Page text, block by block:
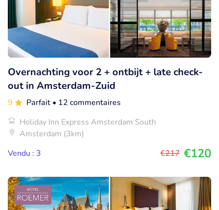
Overnachting voor 2 + ontbijt + late check-
out in Amsterdam-Zuid
9 Parfait • 12 commentaires
Holiday Inn Express Amsterdam South
Amsterdam (3km)
Vendu : 3
€217 €120